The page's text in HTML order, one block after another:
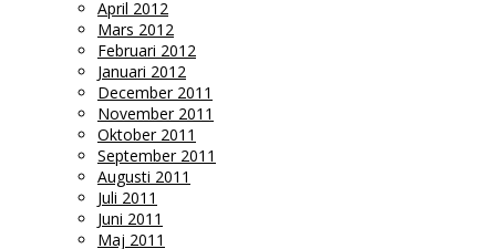
April 2012
Mars 2012
Februari 2012
Januari 2012
December 2011
November 2011
Oktober 2011
September 2011
Augusti 2011
Juli 2011
Juni 2011
Maj 2011